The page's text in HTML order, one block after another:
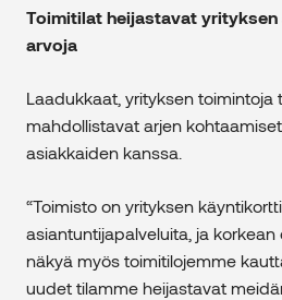
Toimitilat heijastavat
arvoja
Laadukkaat, yrityksen toimintoja
mahdollistavat arjen
asiakkaiden kanssa.
“Toimisto on yrityksen
asiantuntijapalveluita, ja
näkyä myös toimitilojemme
uudet tilamme heijastavat